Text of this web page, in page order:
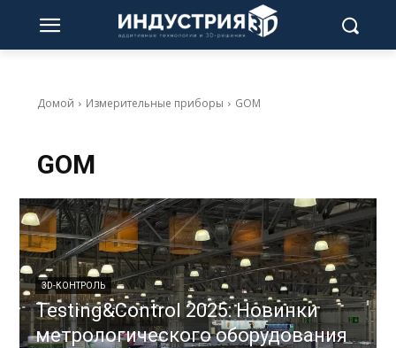
Домой Измерительные приборы GOM
GOM
3D-КОНТРОЛЬ
Testing&Control 2025: Новинки
метрологического оборудования